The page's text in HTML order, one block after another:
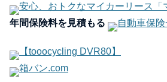
安心、おトクなマイカーリース「
年間保険料を見積もる
自動車保
【tooocycling DVR80】
箱バン.com